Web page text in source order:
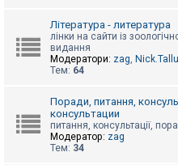
м
о
г
Література - литература
лінки на сайти із
видання
Модератори: zag,
Тем: 64
Поради, питання,
консультации
питання, консультації,
Модератор: zag
Тем: 34